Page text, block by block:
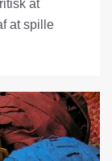
at
at spille